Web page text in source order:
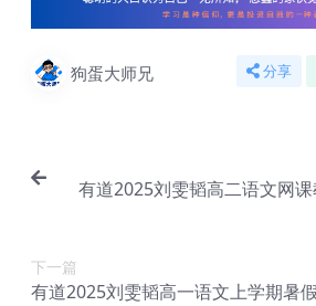
狗蛋大师兄 分享
有道2025刘雯韬高二语文网课
下一篇
有道2025刘雯韬高一语文上学期暑